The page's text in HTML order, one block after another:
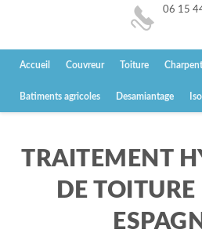
06 15
Accueil Couvreur Toiture
Batiments agricoles Desamiantage
TRAITEMENT
DE